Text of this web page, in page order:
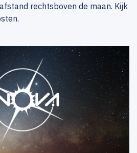
rechtsboven de maan. Kijk